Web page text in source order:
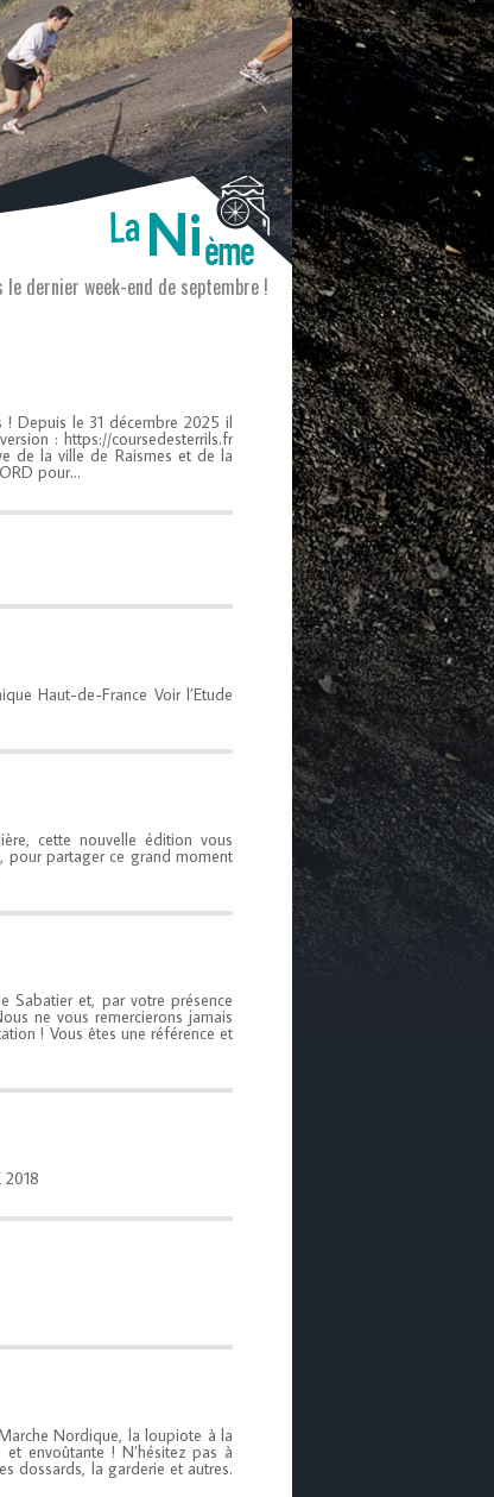
Ni
le dernier week-end de septembre !
Depuis le 31 décembre 2025 il
: https://coursedesterrils.fr
de la ville de Raismes et de la
pour…
Haut-de-France Voir l’Etude
cette nouvelle édition vous
pour partager ce grand moment
Sabatier et, par votre présence
ne vous remercierons jamais
! Vous êtes une référence et
2018
Nordique, la loupiote à la
envoûtante ! N’hésitez pas à
dossards, la garderie et autres.